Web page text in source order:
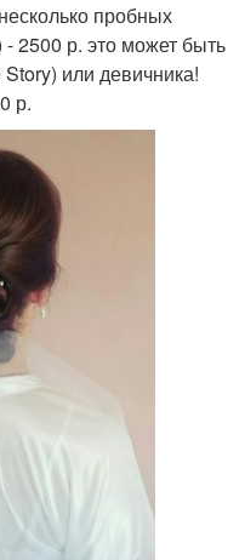
пробных
2500 р. это может быть
или девичника!
р.